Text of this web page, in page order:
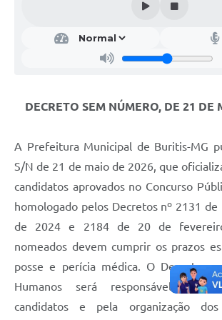
DECRETO SEM NÚMERO, DE 21 DE
A Prefeitura Municipal de Buritis-MG
S/N de 21 de maio de 2026, que
candidatos aprovados no Concurso
homologado pelos Decretos nº 2131
de 2024 e 2184 de 20 de
nomeados devem cumprir os prazos
posse e perícia médica. O
Humanos será responsável pela
candidatos e pela organização dos